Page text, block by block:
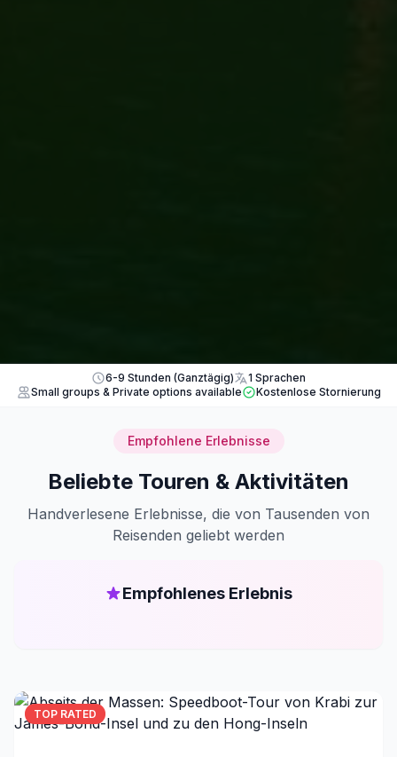
6-9 Stunden (Ganztägig)
1 Sprachen
Small groups & Private options available
Kostenlose Stornierung
Empfohlene Erlebnisse
Beliebte Touren & Aktivitäten
Handverlesene Erlebnisse, die von Tausenden von
Reisenden geliebt werden
Empfohlenes Erlebnis
TOP RATED